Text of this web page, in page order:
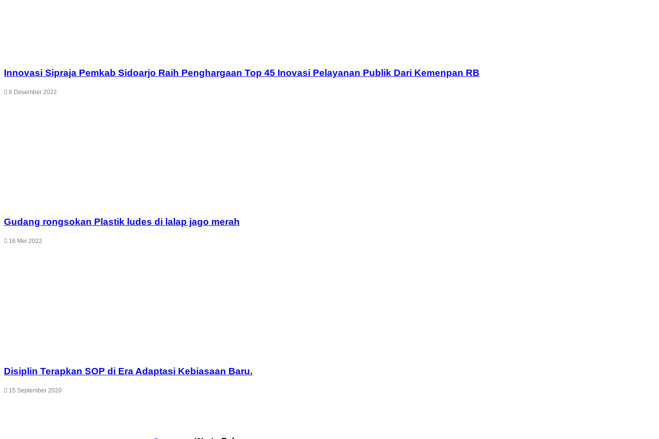
Innovasi Sipraja Pemkab Sidoarjo Raih Penghargaan Top 45 Inovasi Pelayanan Publik Dari Kemenpan RB
6 Desember 2022
Gudang rongsokan Plastik ludes di lalap jago merah
16 Mei 2022
Disiplin Terapkan SOP di Era Adaptasi Kebiasaan Baru.
15 September 2020